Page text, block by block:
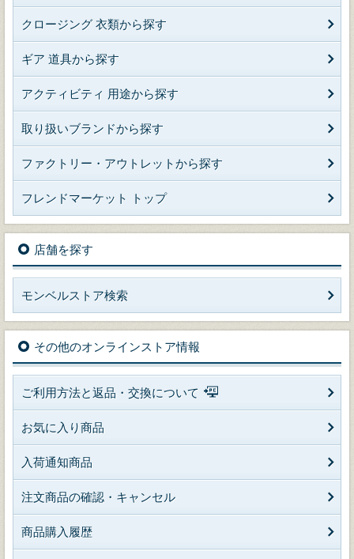
クロージング 衣類から探す
ギア 道具から探す
アクティビティ 用途から探す
取り扱いブランドから探す
ファクトリー・アウトレットから探す
フレンドマーケット トップ
店舗を探す
モンベルストア検索
その他のオンラインストア情報
ご利用方法と返品・交換について
お気に入り商品
入荷通知商品
注文商品の確認・キャンセル
商品購入履歴